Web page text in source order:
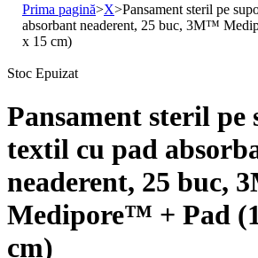
Prima pagină>X>Pansament steril pe
absorbant neaderent, 25 buc, 3M™
x 15 cm)
Stoc Epuizat
Pansament steril pe
textil cu pad
neaderent, 25 buc,
Medipore™ + Pad
cm)